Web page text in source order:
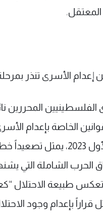
المحررين
الخاصة بإعدام
أكتوبر/ تشرين الأول
الحرب الشاملة التي
تعكس طبيعة الاحتلال
قراراً بإعدام وجود